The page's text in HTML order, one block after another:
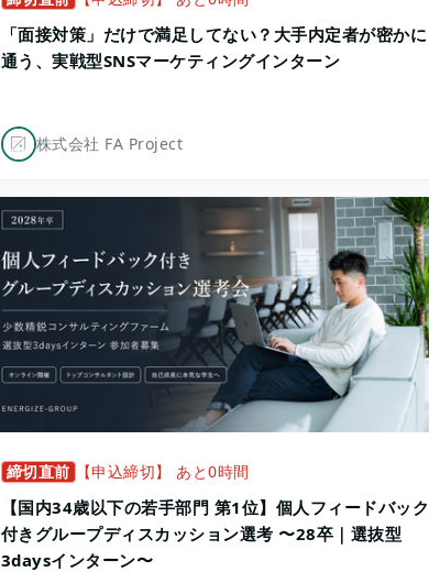
「面接対策」だけで満足してない？大手内定者が密かに
通う、実戦型SNSマーケティングインターン
株式会社 FA Project
締切直前 【申込締切】 あと0時間
【国内34歳以下の若手部門 第1位】個人フィードバック
付きグループディスカッション選考 〜28卒｜選抜型
3daysインターン〜